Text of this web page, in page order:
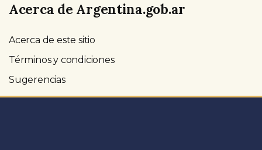
Acerca de Argentina.gob.ar
Acerca de este sitio
Términos y condiciones
Sugerencias